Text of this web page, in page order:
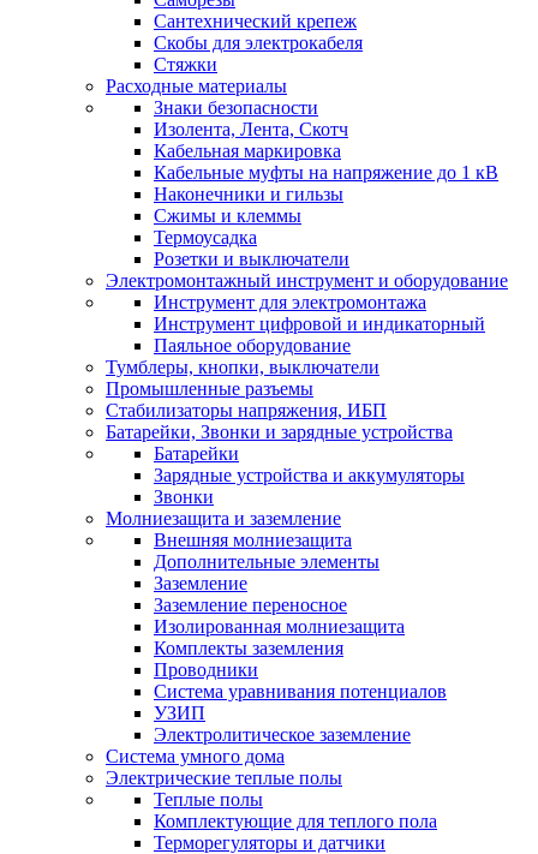
Сантехнический крепеж
Скобы для электрокабеля
Стяжки
Расходные материалы
Знаки безопасности
Изолента, Лента, Скотч
Кабельная маркировка
Кабельные муфты на напряжение до 1 кВ
Наконечники и гильзы
Сжимы и клеммы
Термоусадка
Розетки и выключатели
Электромонтажный инструмент и оборудование
Инструмент для электромонтажа
Инструмент цифровой и индикаторный
Паяльное оборудование
Тумблеры, кнопки, выключатели
Промышленные разъемы
Стабилизаторы напряжения, ИБП
Батарейки, Звонки и зарядные устройства
Батарейки
Зарядные устройства и аккумуляторы
Звонки
Молниезащита и заземление
Внешняя молниезащита
Дополнительные элементы
Заземление
Заземление переносное
Изолированная молниезащита
Комплекты заземления
Проводники
Система уравнивания потенциалов
УЗИП
Электролитическое заземление
Система умного дома
Электрические теплые полы
Теплые полы
Комплектующие для теплого пола
Терморегуляторы и датчики